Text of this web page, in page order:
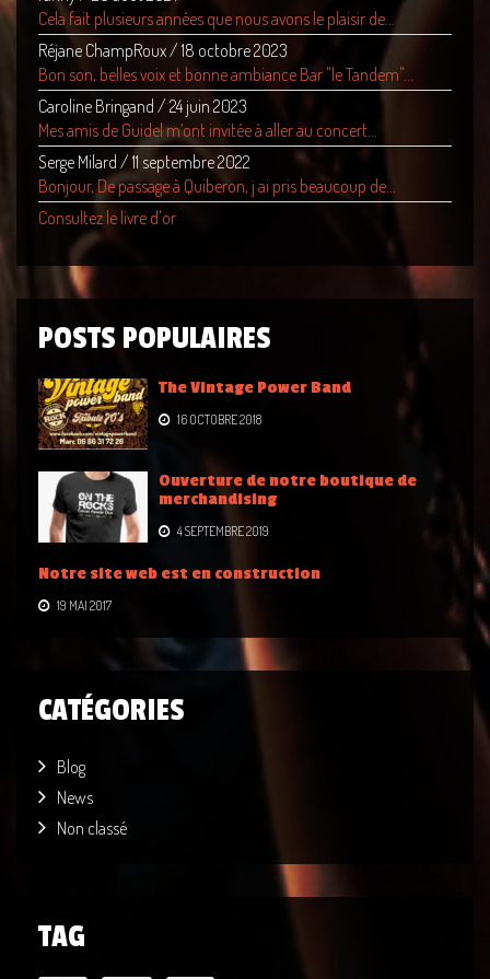
Cela fait plusieurs années que nous avons le plaisir de...
Réjane ChampRoux/ 18 octobre 2023
Bon son, belles voix et bonne ambiance Bar "le Tandem"...
Caroline Bringand / 24 juin 2023
Mes amis de Guidel m’ont invitée à aller au concert...
Serge Milard / 11 septembre 2022
Bonjour, De passage à Quiberon, j ai pris beaucoup de...
Consultez le livre d'or
POSTS POPULAIRES
The Vintage Power Band
16 OCTOBRE 2018
Ouverture de notre boutique de
merchandising
4 SEPTEMBRE 2019
Notre site web est en construction
19 MAI 2017
CATÉGORIES
Blog
News
Non classé
TAG